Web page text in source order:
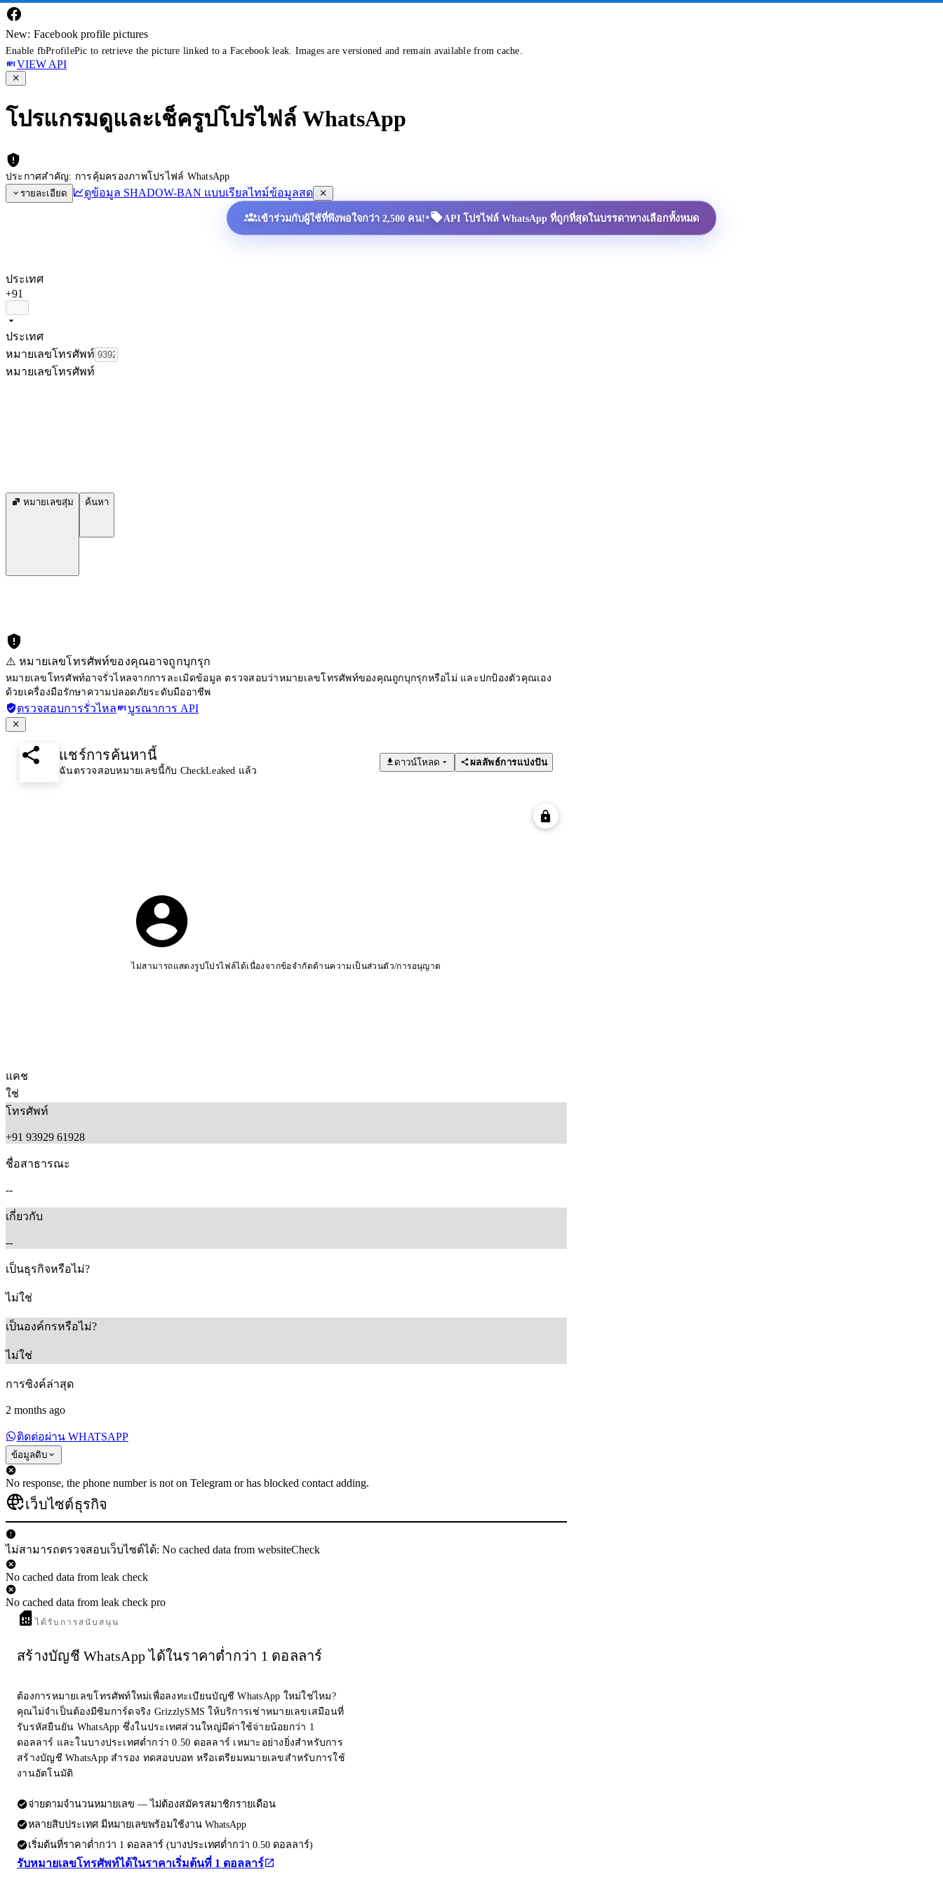
New: Facebook profile pictures
Enable fbProfilePic to retrieve the picture linked to a Facebook leak. Images are versioned and remain available from cache.
VIEW API
โปรแกรมดูและเช็ครูปโปรไฟล์ WhatsApp
ประกาศสำคัญ: การคุ้มครองภาพโปรไฟล์ WhatsApp
รายละเอียด
ดูข้อมูล SHADOW-BAN แบบเรียลไทม์ข้อมูลสด
เข้าร่วมกับผู้ใช้ที่พึงพอใจกว่า 2,500 คน!• API โปรไฟล์ WhatsApp ที่ถูกที่สุดในบรรดาทางเลือกทั้งหมด
ประเทศ
+91
ประเทศ
หมายเลขโทรศัพท์
หมายเลขโทรศัพท์
หมายเลขสุ่ม ค้นหา
⚠️ หมายเลขโทรศัพท์ของคุณอาจถูกบุกรุก
หมายเลขโทรศัพท์อาจรั่วไหลจากการละเมิดข้อมูล ตรวจสอบว่าหมายเลขโทรศัพท์ของคุณถูกบุกรุกหรือไม่ และปกป้องตัวคุณเอง
ด้วยเครื่องมือรักษาความปลอดภัยระดับมืออาชีพ
ตรวจสอบการรั่วไหล บูรณาการ API
แชร์การค้นหานี้
ฉันตรวจสอบหมายเลขนี้กับ CheckLeaked แล้ว
ดาวน์โหลด ผลลัพธ์การแบ่งปัน
ไม่สามารถแสดงรูปโปรไฟล์ได้เนื่องจากข้อจำกัดด้านความเป็นส่วนตัว/การอนุญาต
แคช
ใช่
โทรศัพท์
+91 93929 61928
ชื่อสาธารณะ
--
เกี่ยวกับ
--
เป็นธุรกิจหรือไม่?
ไม่ใช่
เป็นองค์กรหรือไม่?
ไม่ใช่
การซิงค์ล่าสุด
2 months ago
ติดต่อผ่าน WHATSAPP
ข้อมูลดิบ
No response, the phone number is not on Telegram or has blocked contact adding.
เว็บไซต์ธุรกิจ
ไม่สามารถตรวจสอบเว็บไซต์ได้: No cached data from websiteCheck
No cached data from leak check
No cached data from leak check pro
ได้รับการสนับสนุน
สร้างบัญชี WhatsApp ได้ในราคาต่ำกว่า 1 ดอลลาร์
ต้องการหมายเลขโทรศัพท์ใหม่เพื่อลงทะเบียนบัญชี WhatsApp ใหม่ใช่ไหม?
คุณไม่จำเป็นต้องมีซิมการ์ดจริง GrizzlySMS ให้บริการเช่าหมายเลขเสมือนที่
รับรหัสยืนยัน WhatsApp ซึ่งในประเทศส่วนใหญ่มีค่าใช้จ่ายน้อยกว่า 1
ดอลลาร์ และในบางประเทศต่ำกว่า 0.50 ดอลลาร์ เหมาะอย่างยิ่งสำหรับการ
สร้างบัญชี WhatsApp สำรอง ทดสอบบอท หรือเตรียมหมายเลขสำหรับการใช้
งานอัตโนมัติ
จ่ายตามจำนวนหมายเลข — ไม่ต้องสมัครสมาชิกรายเดือน
หลายสิบประเทศ มีหมายเลขพร้อมใช้งาน WhatsApp
เริ่มต้นที่ราคาต่ำกว่า 1 ดอลลาร์ (บางประเทศต่ำกว่า 0.50 ดอลลาร์)
รับหมายเลขโทรศัพท์ได้ในราคาเริ่มต้นที่ 1 ดอลลาร์